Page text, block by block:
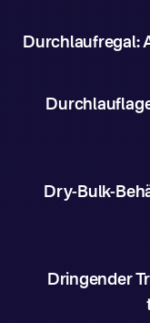
Durchlaufregal:
Dry-Bulk-
Dringender